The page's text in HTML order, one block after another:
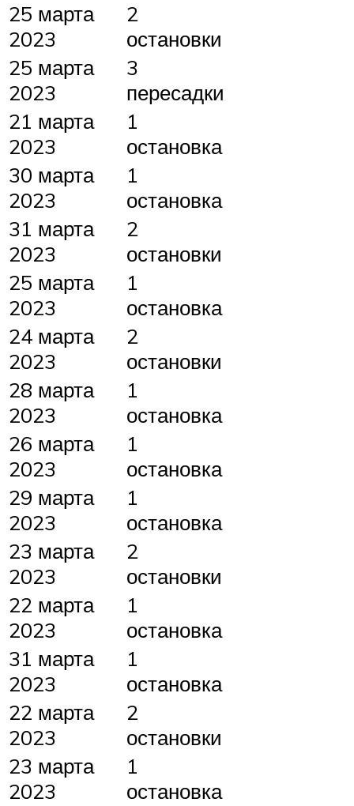
25 марта
2023
2
остановки
25 марта
2023
3
пересадки
21 марта
2023
1
остановка
30 марта
2023
1
остановка
31 марта
2023
2
остановки
25 марта
2023
1
остановка
24 марта
2023
2
остановки
28 марта
2023
1
остановка
26 марта
2023
1
остановка
29 марта
2023
1
остановка
23 марта
2023
2
остановки
22 марта
2023
1
остановка
31 марта
2023
1
остановка
22 марта
2023
2
остановки
23 марта
2023
1
остановка